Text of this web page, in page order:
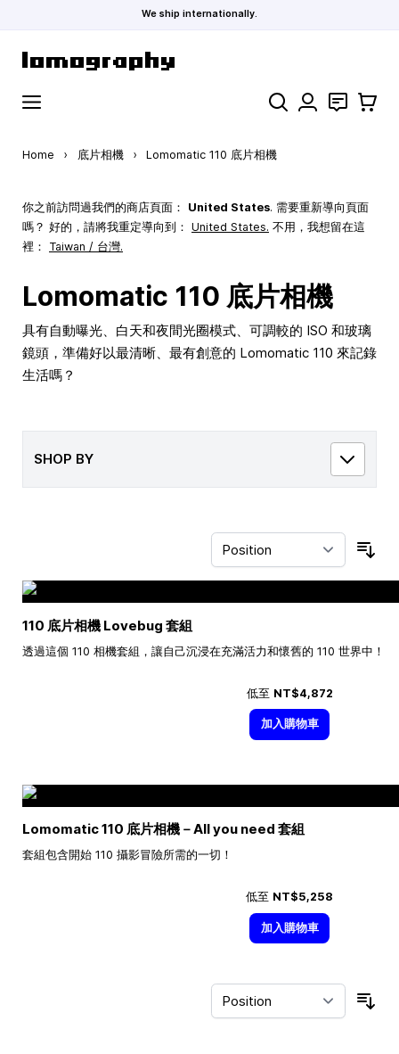
We ship internationally.
Search 聯絡 購物車
Home › 底片相機 › Lomomatic 110 底片相機
你之前訪問過我們的商店頁面： United States. 需要重新導向頁面
嗎？ 好的，請將我重定導向到： United States. 不用，我想留在這
裡： Taiwan / 台灣.
Lomomatic 110 底片相機
具有自動曝光、白天和夜間光圈模式、可調較的 ISO 和玻璃
鏡頭，準備好以最清晰、最有創意的 Lomomatic 110 來記錄
生活嗎？
SHOP BY
110 底片相機 Lovebug 套組
透過這個 110 相機套組，讓自己沉浸在充滿活力和懷舊的 110 世界中！
低至 NT$4,872
加入購物車
Lomomatic 110 底片相機－All you need 套組
套組包含開始 110 攝影冒險所需的一切！
低至 NT$5,258
加入購物車